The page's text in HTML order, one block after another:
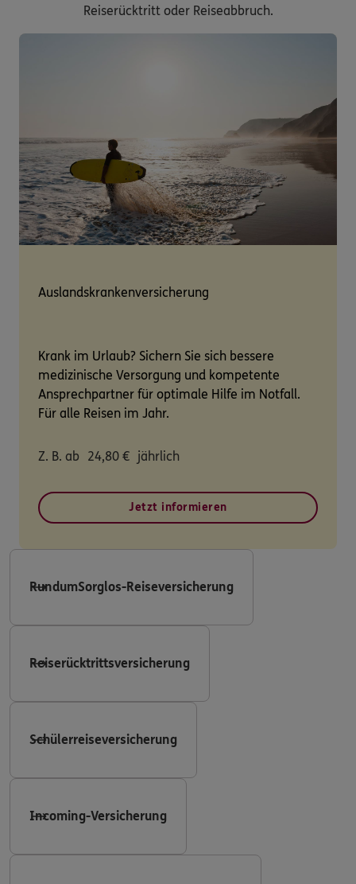
Reiserücktritt oder Reiseabbruch.
Auslandskrankenversicherung
Krank im Urlaub? Sichern Sie sich bessere
medizinische Versorgung und kompetente
Ansprechpartner für optimale Hilfe im Notfall.
Für alle Reisen im Jahr.
Z. B. ab 24,80 € jährlich
Jetzt informieren
RundumSorglos-Reiseversicherung
Reiserücktrittsversicherung
Schülerreiseversicherung
Incoming-Versicherung